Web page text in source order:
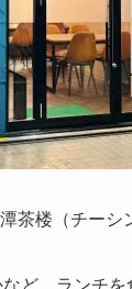
茶楼（チーシ
ど、ランチ